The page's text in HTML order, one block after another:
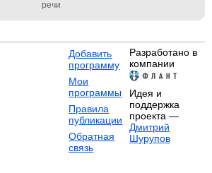
речи
Добавить
программу
Мои
программы
Правила
публикации
Обратная
связь
Разработано в
компании
Идея и
поддержка
проекта —
Дмитрий
Шурупов